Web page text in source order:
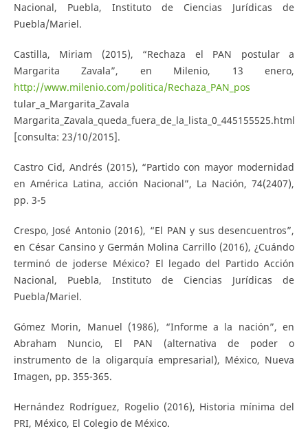
Nacional, Puebla, Instituto de Ciencias Jurídicas de
Puebla/Mariel.
Castilla, Miriam (2015), “Rechaza el PAN postular a
Margarita Zavala”, en Milenio, 13 enero,
http://www.milenio.com/politica/Rechaza_PAN_pos
tular_a_Margarita_Zavala
Margarita_Zavala_queda_fuera_de_la_lista_0_445155525.html
[consulta: 23/10/2015].
Castro Cid, Andrés (2015), “Partido con mayor modernidad
en América Latina, acción Nacional”, La Nación, 74(2407),
pp. 3-5
Crespo, José Antonio (2016), “El PAN y sus desencuentros”,
en César Cansino y Germán Molina Carrillo (2016), ¿Cuándo
terminó de joderse México? El legado del Partido Acción
Nacional, Puebla, Instituto de Ciencias Jurídicas de
Puebla/Mariel.
Gómez Morin, Manuel (1986), “Informe a la nación”, en
Abraham Nuncio, El PAN (alternativa de poder o
instrumento de la oligarquía empresarial), México, Nueva
Imagen, pp. 355-365.
Hernández Rodríguez, Rogelio (2016), Historia mínima del
PRI, México, El Colegio de México.